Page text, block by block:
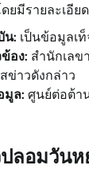
ยมีรายละเอี
น: เป็นข้อมูลเ
อง: สำนักเลข
ข่าวดังกล่าว
มูล: ศูนย์ต่อต้า
ลอมวันห